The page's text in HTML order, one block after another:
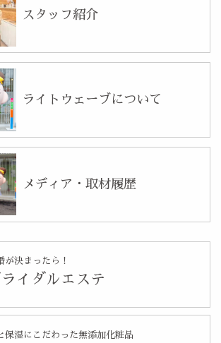
スタッフ紹介
ライトウェーブについて
メディア・取材履歴
が決まったら！
ライダルエステ
保湿にこだわった無添加化粧品